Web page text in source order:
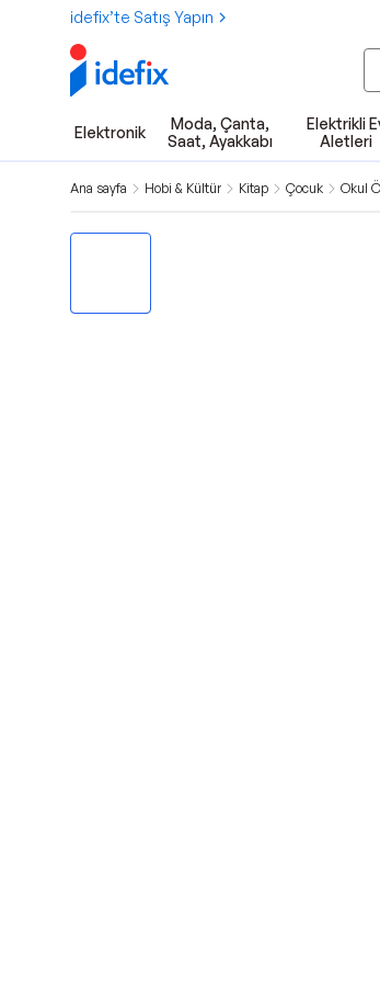
idefix’te Satış Yapın
Elektronik
Moda, Çanta,
Saat, Ayakkabı
Elektrikli
Aletleri
Ana sayfa Hobi & Kültür Kitap Çocuk Okul